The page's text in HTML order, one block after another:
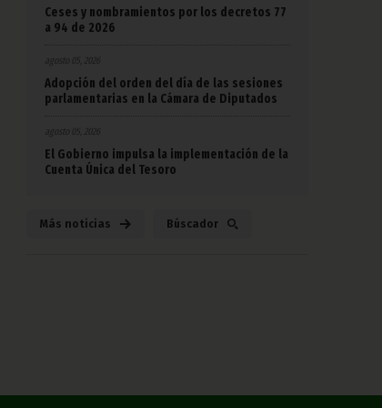
Ceses y nombramientos por los decretos 77
a 94 de 2026
agosto 05, 2026
Adopción del orden del día de las sesiones
parlamentarias en la Cámara de Diputados
agosto 05, 2026
El Gobierno impulsa la implementación de la
Cuenta Única del Tesoro
Más noticias Búscador